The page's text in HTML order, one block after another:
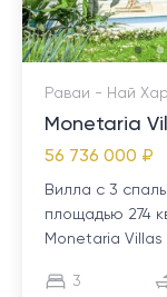
Раваи - Най
Monetaria
56 736 000 ₽
Вилла с 3
площадью 274
Monetaria
3